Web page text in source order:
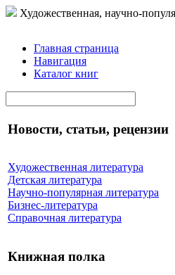
Художественная, научно-
Главная страница
Навигация
Каталог книг
Новости, статьи, рецензии
Художественная литература
Детская литература
Научно-популярная литература
Бизнес-литература
Справочная литература
Книжная полка